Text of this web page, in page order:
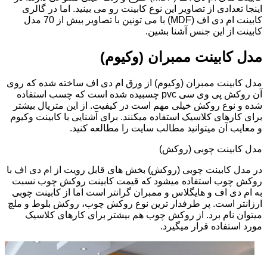
اینجا تعدادی از تصاویر این نوع کابینت رو می بینید. اما در گالری
کابینت ام دی اف (MDF) با می تونین با تصاویر بیش از 70 مدل
کابینت از این جنس آشنا بشین.
مدل کابینت ممبران (وکیوم)
مدل کابینت ممبران (وکیوم) از ورق ام دی اف ساخته شده که روی
آن روکش پی وی سی pvc چسبیده شده است که چسب استفاده
شده و نوع روکش خیلی مهم است در کیفیت. از این متریال بیشتر
برای کارهای کلاسیک استفاده میکنند. برای آشنایی با کابینت وکیوم
و معایب آن میتوانید مطالب سایت را مطالعه کنید.
مدل کابینت چوبی (روکش)
در مدل کابینت چوبی (روکش) بخش های قابل رویت از ام دی اف با
روکش چوب استفاده میشود که قیمت کابینت روکش چوب نسبت
به ام دی اف و هایگلاس و ممبران گرانتر است اما از کابینت چوبی
ارزانتر است. پر طرفدار ترین نوع روکش چوب، روکش بلوط و ملچ
میتوان نام برد. از روکش چوب هم بیشتر برای کارهای کلاسیک
مورد استفاده قرار میگیرد.